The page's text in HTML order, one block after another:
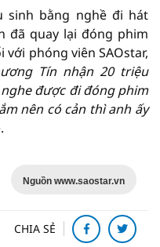
sinh bằng nghề đi hát
đã quay lại đóng phim
phóng viên SAOstar,
Tín nhận 20 triệu
được đi đóng phim
nên có cản thì anh ấy
Nguồn www.saostar.vn
CHIA SẺ